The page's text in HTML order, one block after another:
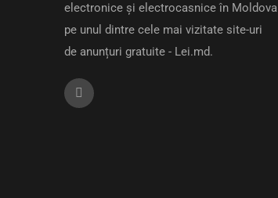
electronice și electrocasnice în Moldova
pe unul dintre cele mai vizitate site-uri
de anunțuri gratuite - Lei.md.